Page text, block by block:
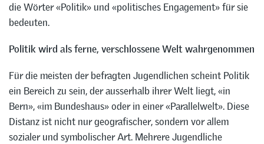
die Wörter «Politik» und «politisches Engagement» für sie
bedeuten.
Politik wird als ferne, verschlossene Welt wahrgenommen
Für die meisten der befragten Jugendlichen scheint Politik
ein Bereich zu sein, der ausserhalb ihrer Welt liegt, «in
Bern», «im Bundeshaus» oder in einer «Parallelwelt». Diese
Distanz ist nicht nur geografischer, sondern vor allem
sozialer und symbolischer Art. Mehrere Jugendliche